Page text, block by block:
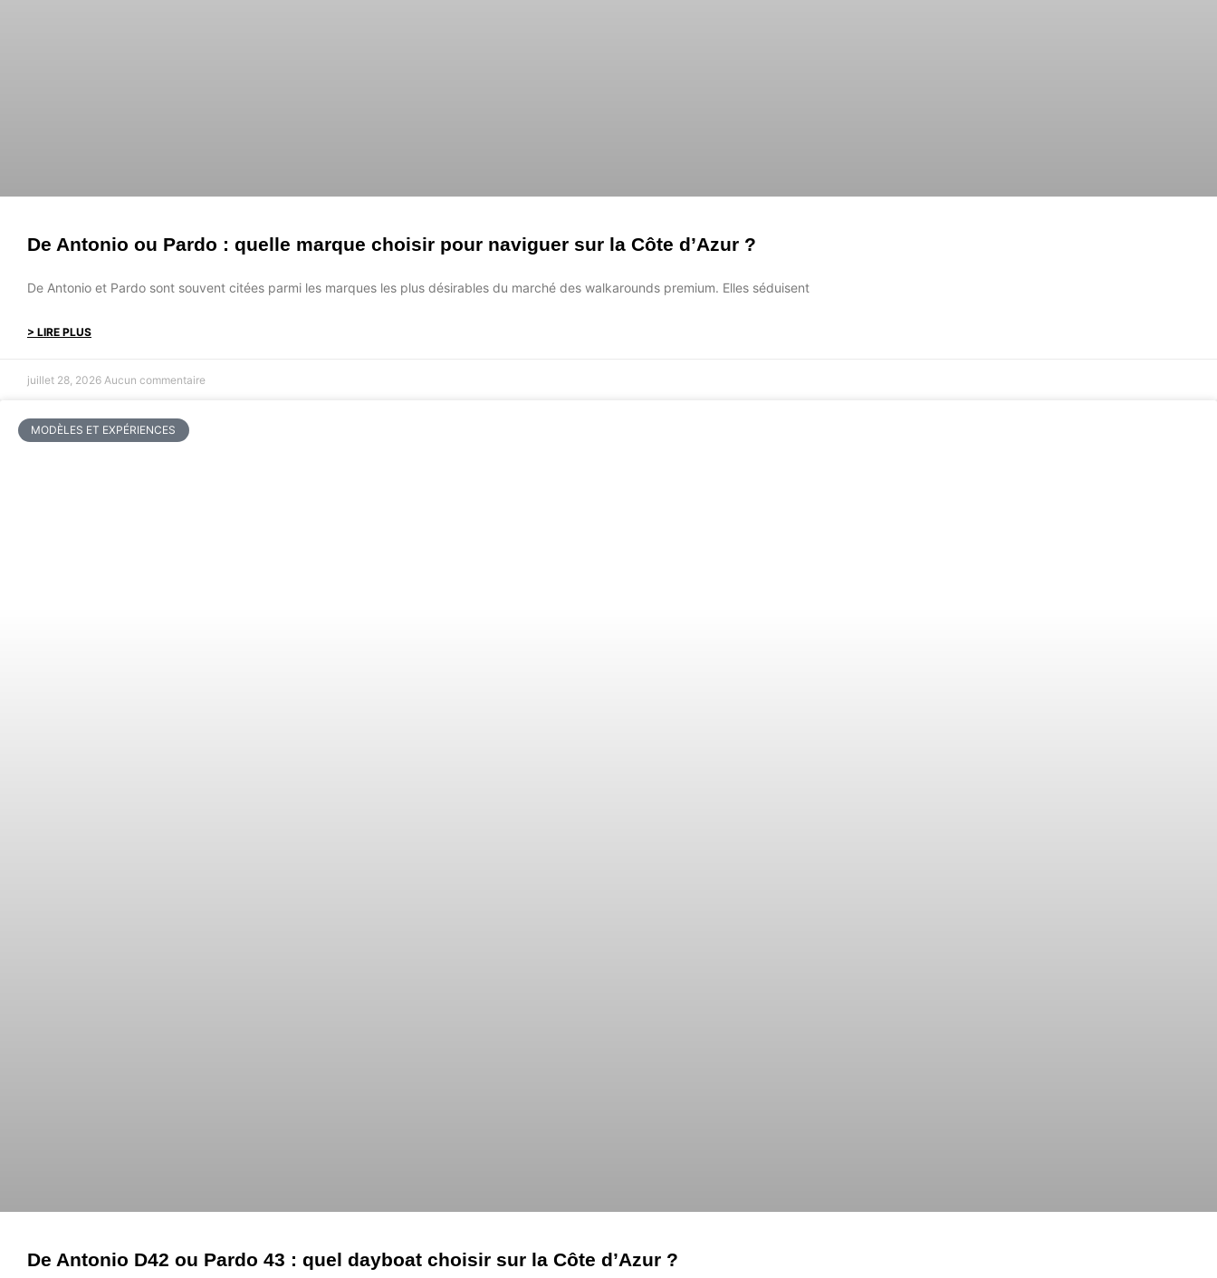
De Antonio ou Pardo : quelle marque choisir pour naviguer sur la Côte d’Azur ?
De Antonio et Pardo sont souvent citées parmi les marques les plus désirables du marché des walkarounds premium. Elles séduisent
> LIRE PLUS
juillet 28, 2026 Aucun commentaire
MODÈLES ET EXPÉRIENCES
De Antonio D42 ou Pardo 43 : quel dayboat choisir sur la Côte d’Azur ?